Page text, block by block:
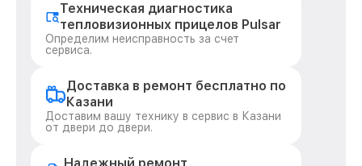
Техническая диагностика
тепловизионных прицелов Pulsar
Определим неисправность за счет
сервиса.
Доставка в ремонт бесплатно по
Казани
Доставим вашу технику в сервис в Казани
от двери до двери.